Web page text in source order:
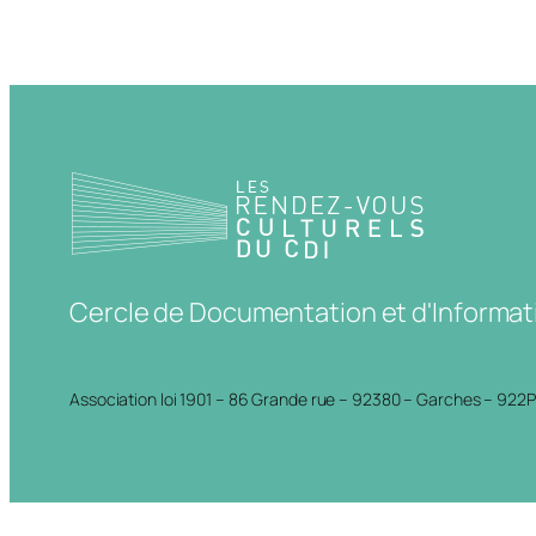
Cercle de Documentation et
Association loi 1901 – 86 Grande rue – 92380 – Garches –